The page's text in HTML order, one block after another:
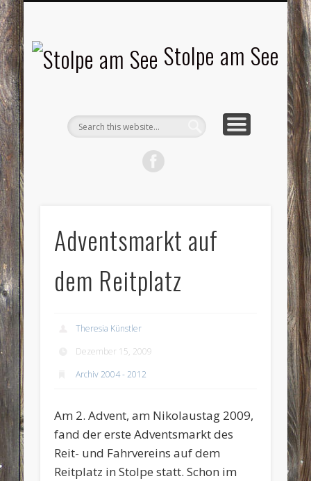
Stolpe am See
Adventsmarkt auf
dem Reitplatz
Theresia Künstler
Dezember 15, 2009
Archiv 2004 - 2012
Am 2. Advent, am Nikolaustag 2009,
fand der erste Adventsmarkt des
Reit- und Fahrvereins auf dem
Reitplatz in Stolpe statt. Schon im